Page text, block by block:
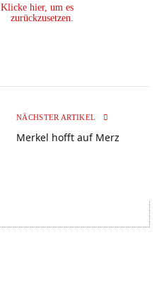
Klicke hier, um es
zurückzusetzen.
NÄCHSTER ARTIKEL
Merkel hofft auf Merz